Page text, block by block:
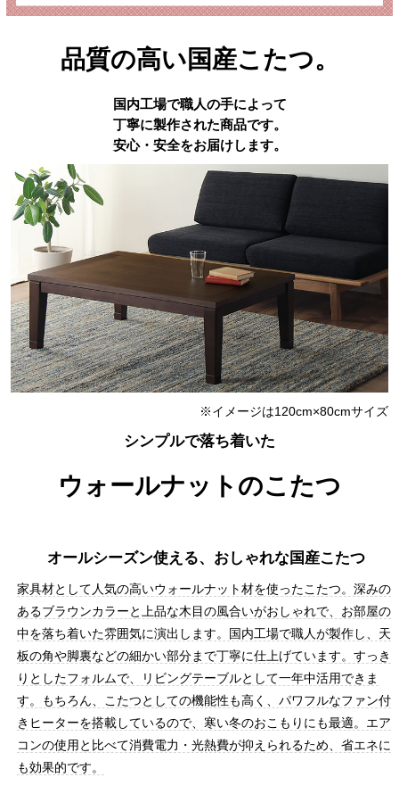
品質の高い国産こたつ。
国内工場で職人の手によって
丁寧に製作された商品です。
安心・安全をお届けします。
※イメージは120cm×80cmサイズ
シンプルで落ち着いた
ウォールナットのこたつ
オールシーズン使える、おしゃれな国産こたつ
家具材として人気の高いウォールナット材を使ったこたつ。深みの
あるブラウンカラーと上品な木目の風合いがおしゃれで、お部屋の
中を落ち着いた雰囲気に演出します。国内工場で職人が製作し、天
板の角や脚裏などの細かい部分まで丁寧に仕上げています。すっき
りとしたフォルムで、リビングテーブルとして一年中活用できま
す。もちろん、こたつとしての機能性も高く、パワフルなファン付
きヒーターを搭載しているので、寒い冬のおこもりにも最適。エア
コンの使用と比べて消費電力・光熱費が抑えられるため、省エネに
も効果的です。